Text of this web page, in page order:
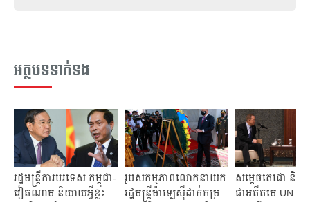
អត្ថបទទាក់ទង
រដ្ឋមន្ត្រីការបរទេស កម្ពុជា-
វៀតណាម និយាយអ្វីខ្លះ
រូបសកម្មភាពលោកនាយក
រដ្ឋមន្ត្រីម៉ាឡេស៊ីដាក់កម្រ
សម្តេចតេជោ និយា
ជាអតីតមេ UN ល